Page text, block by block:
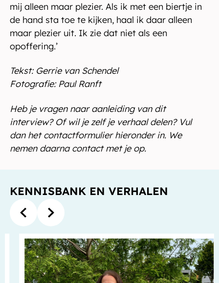
mij alleen maar plezier. Als ik met een biertje in
de hand sta toe te kijken, haal ik daar alleen
maar plezier uit. Ik zie dat niet als een
opoffering.’
Tekst: Gerrie van Schendel
​Fotografie: Paul Ranft
Heb je vragen naar aanleiding van dit
interview? Of wil je zelf je verhaal delen? Vul
dan het contactformulier hieronder in. We
nemen daarna contact met je op.
KENNISBANK EN VERHALEN